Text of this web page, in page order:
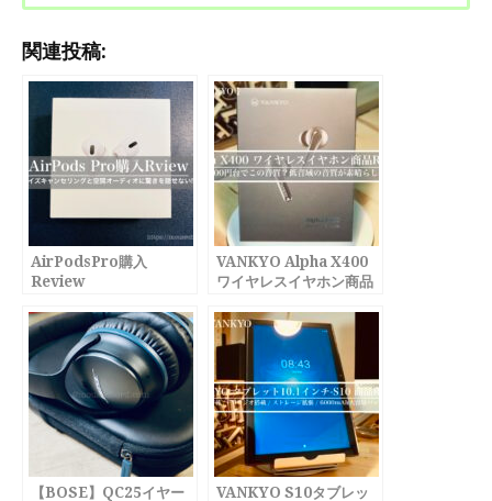
関連投稿:
AirPodsPro購入
Review
VANKYO Alpha X400
ワイヤレスイヤホン商品
【BOSE】QC25イヤー
VANKYO S10タブレッ